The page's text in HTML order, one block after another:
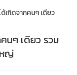
ด้เกิดจากคนๆ เดียว
คนๆ เดียว รวม
หญ่